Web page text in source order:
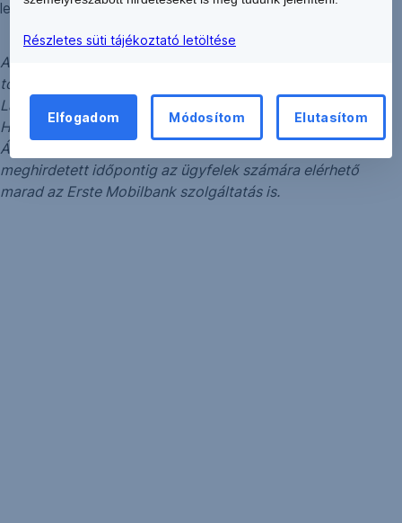
lehet kezdeményezni.
Az internetbanki és mobilalkalmazási szolgáltatások
további feltételeit és kondícióit a mindenkor hatályos
Lakossági elektronikus csatorna szolgáltatások
Hirdetménye valamint a Lakossági Banki Szolgáltatások
Általános Feltételei tartalmazzák. A hirdetményben
meghirdetett időpontig az ügyfelek számára elérhető
marad az Erste Mobilbank szolgáltatás is.
Részletes süti tájékoztató letöltése
Elfogadom Módosítom Elutasítom